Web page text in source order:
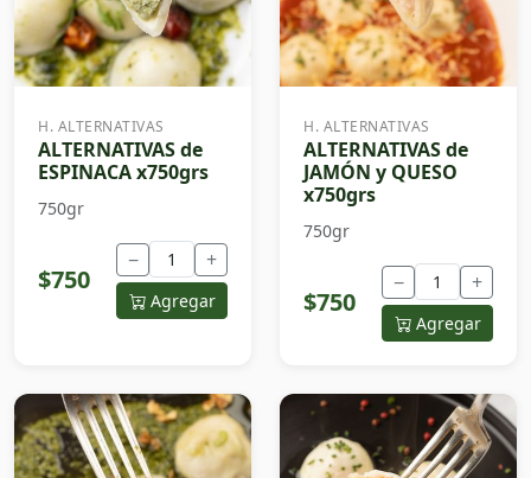
H. ALTERNATIVAS
ALTERNATIVAS de
ESPINACA x750grs
750gr
$750
− +
Agregar
H. ALTERNATIVAS
ALTERNATIVAS de
JAMÓN y QUESO
x750grs
750gr
$750
− +
Agregar